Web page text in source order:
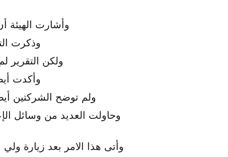
وأشارت الهيئة
وذكرت
ولكن التقرير
وأكدت
ولم توضح الشركتين
وحاولت العديد من وسائل
وأتى هذا الامر بعد زيارة